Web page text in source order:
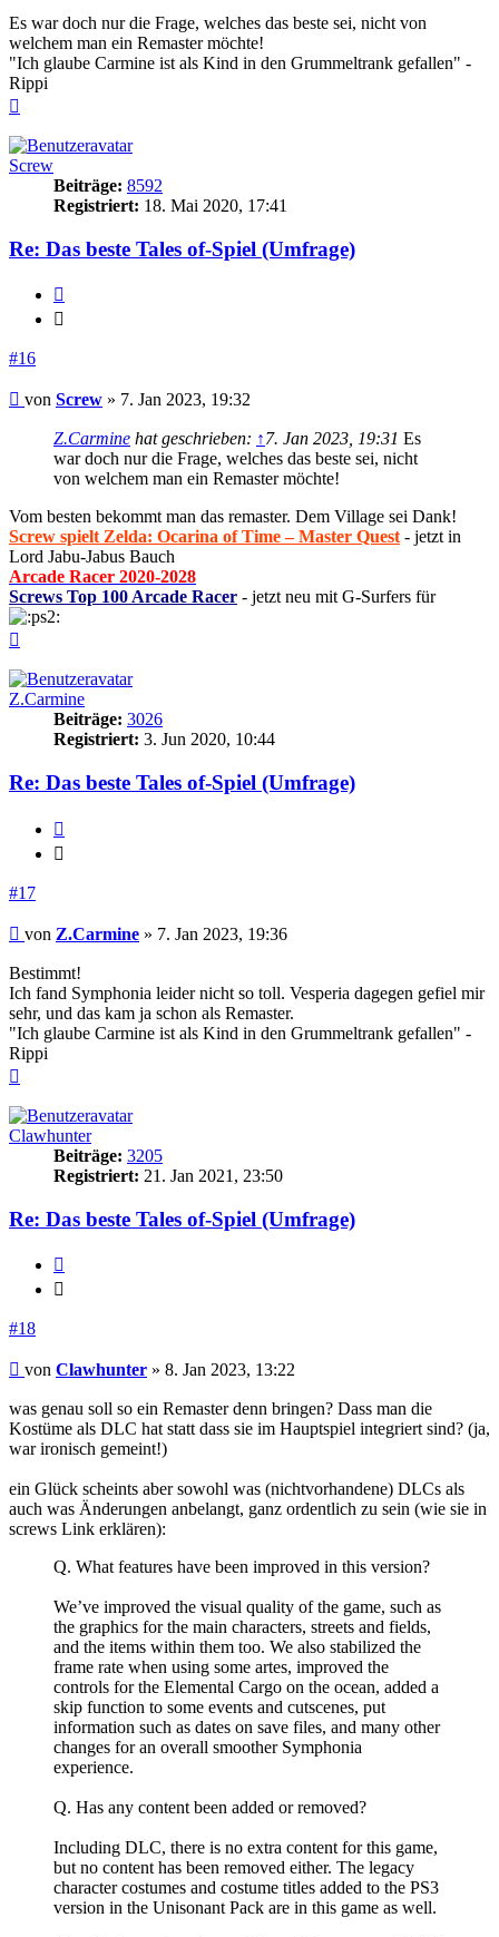
Es war doch nur die Frage, welches das beste sei, nicht von
welchem man ein Remaster möchte!
"Ich glaube Carmine ist als Kind in den Grummeltrank gefallen" -
Rippi
Screw
Beiträge: 8592
Registriert: 18. Mai 2020, 17:41
Re: Das beste Tales of-Spiel (Umfrage)
#16
Beitrag
von Screw » 7. Jan 2023, 19:32
Z.Carmine hat geschrieben: ↑7. Jan 2023, 19:31 Es
war doch nur die Frage, welches das beste sei, nicht
von welchem man ein Remaster möchte!
Vom besten bekommt man das remaster. Dem Village sei Dank!
Screw spielt Zelda: Ocarina of Time – Master Quest- jetzt in
Lord Jabu-Jabus Bauch
Arcade Racer 2020-2028
Screws Top 100 Arcade Racer - jetzt neu mit G-Surfers für
Z.Carmine
Beiträge: 3026
Registriert: 3. Jun 2020, 10:44
Re: Das beste Tales of-Spiel (Umfrage)
#17
Beitrag
von Z.Carmine » 7. Jan 2023, 19:36
Bestimmt!
Ich fand Symphonia leider nicht so toll. Vesperia dagegen gefiel mir
sehr, und das kam ja schon als Remaster.
"Ich glaube Carmine ist als Kind in den Grummeltrank gefallen" -
Rippi
Clawhunter
Beiträge: 3205
Registriert: 21. Jan 2021, 23:50
Re: Das beste Tales of-Spiel (Umfrage)
#18
Beitrag
von Clawhunter » 8. Jan 2023, 13:22
was genau soll so ein Remaster denn bringen? Dass man die
Kostüme als DLC hat statt dass sie im Hauptspiel integriert sind? (ja,
war ironisch gemeint!)
ein Glück scheints aber sowohl was (nichtvorhandene) DLCs als
auch was Änderungen anbelangt, ganz ordentlich zu sein (wie sie in
screws Link erklären):
Q. What features have been improved in this version?
We’ve improved the visual quality of the game, such as
the graphics for the main characters, streets and fields,
and the items within them too. We also stabilized the
frame rate when using some artes, improved the
controls for the Elemental Cargo on the ocean, added a
skip function to some events and cutscenes, put
information such as dates on save files, and many other
changes for an overall smoother Symphonia
experience.
Q. Has any content been added or removed?
Including DLC, there is no extra content for this game,
but no content has been removed either. The legacy
character costumes and costume titles added to the PS3
version in the Unisonant Pack are in this game as well.